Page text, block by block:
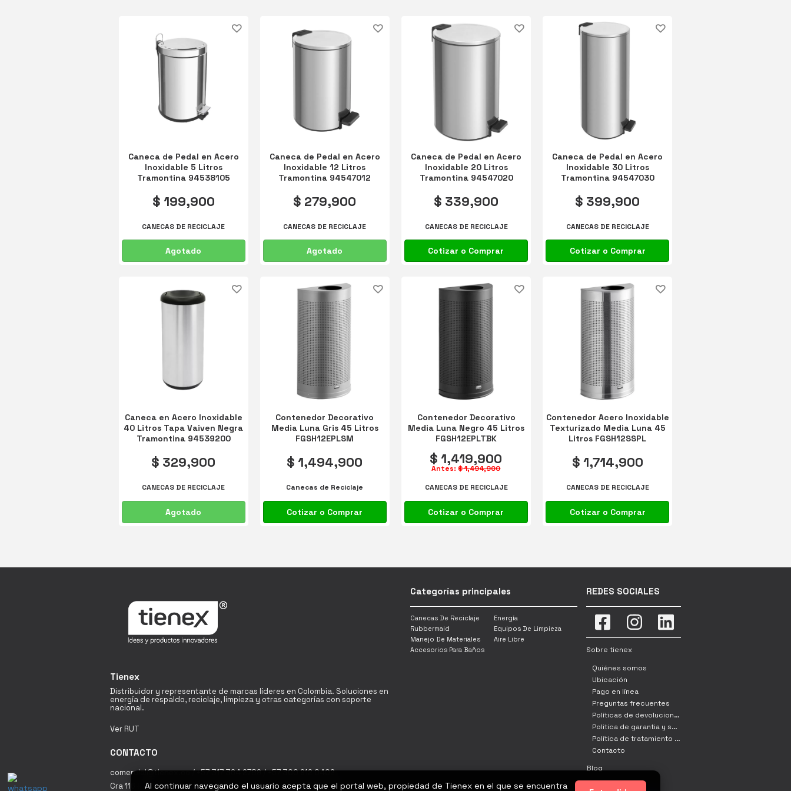
Caneca de Pedal en Acero
Inoxidable 5 Litros
Tramontina 94538105
$ 199,900
CANECAS DE RECICLAJE
Agotado
Caneca de Pedal en Acero
Inoxidable 12 Litros
Tramontina 94547012
$ 279,900
CANECAS DE RECICLAJE
Agotado
Caneca de Pedal en Acero
Inoxidable 20 Litros
Tramontina 94547020
$ 339,900
CANECAS DE RECICLAJE
Cotizar o Comprar
Caneca de Pedal en Acero
Inoxidable 30 Litros
Tramontina 94547030
$ 399,900
CANECAS DE RECICLAJE
Cotizar o Comprar
Caneca en Acero Inoxidable
40 Litros Tapa Vaiven Negra
Tramontina 94539200
$ 329,900
CANECAS DE RECICLAJE
Agotado
Contenedor Decorativo
Media Luna Gris 45 Litros
FGSH12EPLSM
$ 1,494,900
Canecas de Reciclaje
Cotizar o Comprar
Contenedor Decorativo
Media Luna Negro 45 Litros
FGSH12EPLTBK
$ 1,419,900
Antes:$ 1,494,900
CANECAS DE RECICLAJE
Cotizar o Comprar
Contenedor Acero Inoxidable
Texturizado Media Luna 45
Litros FGSH12SSPL
$ 1,714,900
CANECAS DE RECICLAJE
Cotizar o Comprar
Tienex
Distribuidor y representante de marcas líderes en Colombia. Soluciones en
energía de respaldo, reciclaje, limpieza y otras categorías con soporte
nacional.
Ver RUT
CONTACTO
comercial@tienex.co / +57 317 364 2789 / +57 300 912 0402
Cra 116 # 19A - 60 Bodega 18 Fontibón / Bogotá D.C - Colombia
Categorías principales
Canecas De Reciclaje
Energía
Rubbermaid
Equipos De Limpieza
Manejo De Materiales
Aire Libre
Accesorios Para Baños
REDES SOCIALES
Sobre tienex
Quiénes somos
Ubicación
Pago en línea
Preguntas frecuentes
Políticas de devoluciones, cambio y retracto
Politica de garantia y servicio tecnico
Política de tratamiento de datos
Contacto
Blog
Al continuar navegando el usuario acepta que el portal web, propiedad de Tienex en el que se encuentra